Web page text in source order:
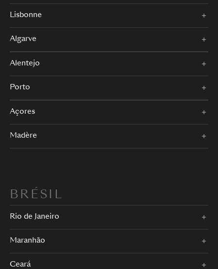
Lisbonne
Algarve
Alentejo
Porto
Açores
Madère
BRÉSIL
Rio de Janeiro
Maranhão
Ceará